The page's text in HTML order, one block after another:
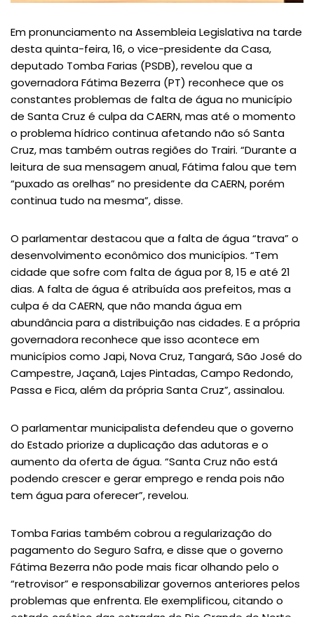
Em pronunciamento na Assembleia Legislativa na tarde
desta quinta-feira, 16, o vice-presidente da Casa,
deputado Tomba Farias (PSDB), revelou que a
governadora Fátima Bezerra (PT) reconhece que os
constantes problemas de falta de água no município
de Santa Cruz é culpa da CAERN, mas até o momento
o problema hídrico continua afetando não só Santa
Cruz, mas também outras regiões do Trairi. “Durante a
leitura de sua mensagem anual, Fátima falou que tem
“puxado as orelhas” no presidente da CAERN, porém
continua tudo na mesma”, disse.
O parlamentar destacou que a falta de água “trava” o
desenvolvimento econômico dos municípios. “Tem
cidade que sofre com falta de água por 8, 15 e até 21
dias. A falta de água é atribuída aos prefeitos, mas a
culpa é da CAERN, que não manda água em
abundância para a distribuição nas cidades. E a própria
governadora reconhece que isso acontece em
municípios como Japi, Nova Cruz, Tangará, São José do
Campestre, Jaçanã, Lajes Pintadas, Campo Redondo,
Passa e Fica, além da própria Santa Cruz”, assinalou.
O parlamentar municipalista defendeu que o governo
do Estado priorize a duplicação das adutoras e o
aumento da oferta de água. “Santa Cruz não está
podendo crescer e gerar emprego e renda pois não
tem água para oferecer”, revelou.
Tomba Farias também cobrou a regularização do
pagamento do Seguro Safra, e disse que o governo
Fátima Bezerra não pode mais ficar olhando pelo o
“retrovisor” e responsabilizar governos anteriores pelos
problemas que enfrenta. Ele exemplificou, citando o